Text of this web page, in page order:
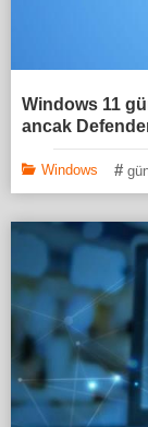
Windows 11
ancak
Windows #